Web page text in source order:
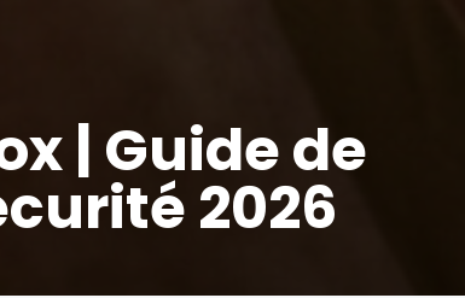
| Guide de
2026